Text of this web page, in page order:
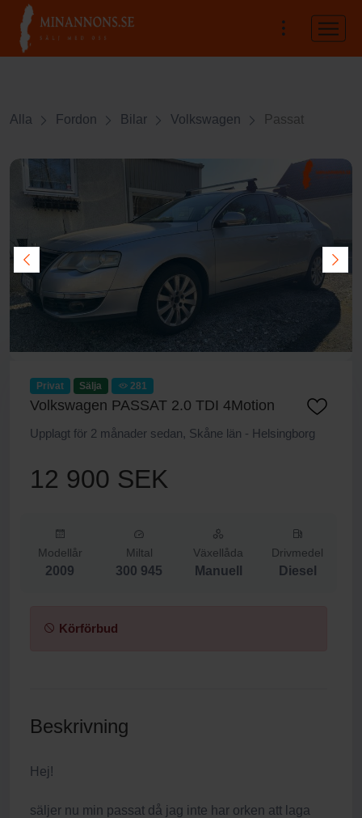
Alla Fordon Bilar Volkswagen Passat
Privat Sälja 281
Volkswagen PASSAT 2.0 TDI 4Motion
Upplagt för 2 månader sedan, Skåne län - Helsingborg
12 900 SEK
Modellår
2009
Miltal
300 945
Växellåda
Manuell
Drivmedel
Diesel
Körförbud
Beskrivning
Hej!
säljer nu min passat då jag inte har orken att laga